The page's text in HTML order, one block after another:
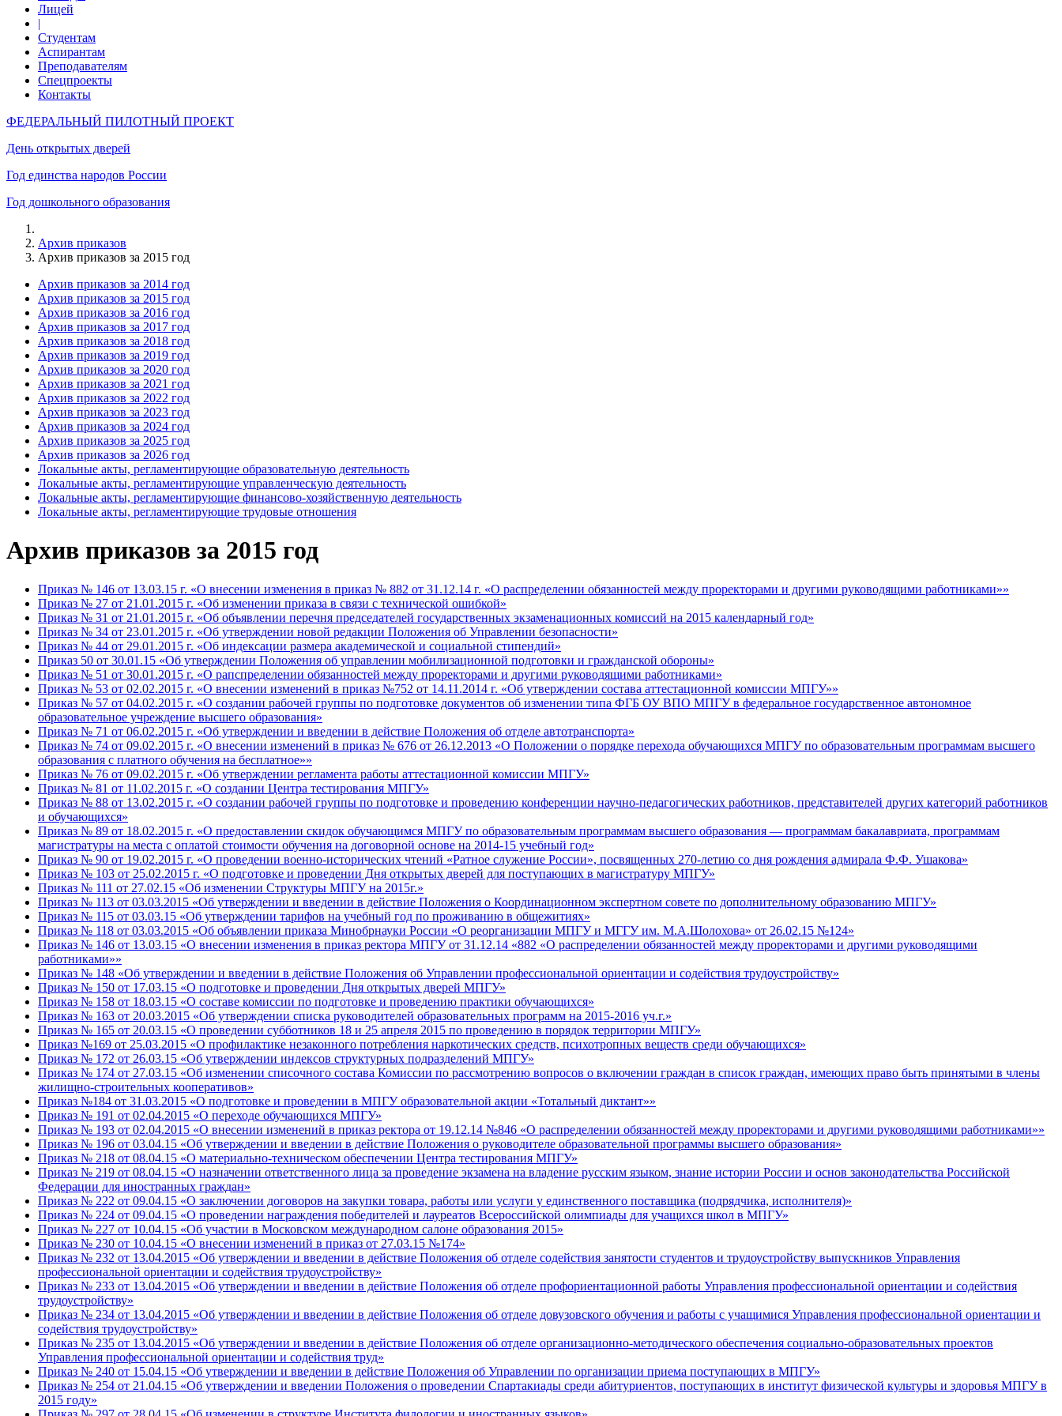
Лицей
|
Студентам
Аспирантам
Преподавателям
Спецпроекты
Контакты
ФЕДЕРАЛЬНЫЙ ПИЛОТНЫЙ ПРОЕКТ
День открытых дверей
Год единства народов России
Год дошкольного образования
Архив приказов
Архив приказов за 2015 год
Архив приказов за 2014 год
Архив приказов за 2015 год
Архив приказов за 2016 год
Архив приказов за 2017 год
Архив приказов за 2018 год
Архив приказов за 2019 год
Архив приказов за 2020 год
Архив приказов за 2021 год
Архив приказов за 2022 год
Архив приказов за 2023 год
Архив приказов за 2024 год
Архив приказов за 2025 год
Архив приказов за 2026 год
Локальные акты, регламентирующие образовательную деятельность
Локальные акты, регламентирующие управленческую деятельность
Локальные акты, регламентирующие финансово-хозяйственную деятельность
Локальные акты, регламентирующие трудовые отношения
Архив приказов за 2015 год
Приказ № 146 от 13.03.15 г. «О внесении изменения в приказ № 882 от 31.12.14 г. «О распределении обязанностей между проректорами и другими руководящими работниками»»
Приказ № 27 от 21.01.2015 г. «Об изменении приказа в связи с технической ошибкой»
Приказ № 31 от 21.01.2015 г. «Об объявлении перечня председателей государственных экзаменационных комиссий на 2015 календарный год»
Приказ № 34 от 23.01.2015 г. «Об утверждении новой редакции Положения об Управлении безопасности»
Приказ № 44 от 29.01.2015 г. «Об индексации размера академической и социальной стипендий»
Приказ 50 от 30.01.15 «Об утверждении Положения об управлении мобилизационной подготовки и гражданской обороны»
Приказ № 51 от 30.01.2015 г. «О рапспределении обязанностей между проректорами и другими руководящими работниками»
Приказ № 53 от 02.02.2015 г. «О внесении изменений в приказ №752 от 14.11.2014 г. «Об утверждении состава аттестационной комиссии МПГУ»»
Приказ № 57 от 04.02.2015 г. «О создании рабочей группы по подготовке документов об изменении типа ФГБ ОУ ВПО МПГУ в федеральное государственное автономное
образовательное учреждение высшего образования»
Приказ № 71 от 06.02.2015 г. «Об утверждении и введении в действие Положения об отделе автотранспорта»​
Приказ № 74 от 09.02.2015 г. «О внесении изменений в приказ № 676 от 26.12.2013 «О Положении о порядке перехода обучающихся МПГУ по образовательным программам высшего
образования с платного обучения на бесплатное»»
Приказ № 76 от 09.02.2015 г. «Об утверждении регламента работы аттестационной комиссии МПГУ»
Приказ № 81 от 11.02.2015 г. «О создании Центра тестирования МПГУ»
Приказ № 88 от 13.02.2015 г. «О создании рабочей группы по подготовке и проведению конференции научно-педагогических работников, представителей других категорий работников
и обучающихся»
Приказ № 89 от 18.02.2015 г. «О предоставлении скидок обучающимся МПГУ по образовательным программам высшего образования — программам бакалавриата, программам
магистратуры на места с оплатой стоимости обучения на договорной основе на 2014-15 учебный год»
Приказ № 90 от 19.02.2015 г. «О проведении военно-исторических чтений «Ратное служение России», посвященных 270-летию со дня рождения адмирала Ф.Ф. Ушакова»
Приказ № 103 от 25.02.2015 г. «О подготовке и проведении Дня открытых дверей для поступающих в магистратуру МПГУ»
Приказ № 111 от 27.02.15 «Об изменении Структуры МПГУ на 2015г.»
Приказ № 113 от 03.03.2015 «Об утверждении и введении в действие Положения о Координационном экспертном совете по дополнительному образованию МПГУ»
Приказ № 115 от 03.03.15 «Об утверждении тарифов на учебный год по проживанию в общежитиях»​
Приказ № 118 от 03.03.2015 «Об объявлении приказа Минобрнауки России «О реорганизации МПГУ и МГГУ им. М.А.Шолохова» от 26.02.15 №124»
Приказ № 146 от 13.03.15 «О внесении изменения в приказ ректора МПГУ от 31.12.14 «882 «О распределении обязанностей между проректорами и другими руководящими
работниками»»
Приказ № 148 «Об утверждении и введении в действие Положения об Управлении профессиональной ориентации и содействия трудоустройству»
Приказ № 150 от 17.03.15 «О подготовке и проведении Дня открытых дверей МПГУ»
Приказ № 158 от 18.03.15 «О составе комиссии по подготовке и проведению практики обучающихся»
Приказ № 163 от 20.03.2015 «Об утверждении списка руководителей образовательных программ на 2015-2016 уч.г.»
Приказ № 165 от 20.03.15 «О проведении субботников 18 и 25 апреля 2015 по проведению в порядок территории МПГУ»
Приказ №169 от 25.03.2015 «О профилактике незаконного потребления наркотических средств, психотропных веществ среди обучающихся»
Приказ № 172 от 26.03.15 «Об утверждении индексов структурных подразделений МПГУ»
Приказ № 174 от 27.03.15 «Об изменении списочного состава Комиссии по рассмотрению вопросов о включении граждан в список граждан, имеющих право быть принятыми в члены
жилищно-строительных кооперативов»
Приказ №184 от 31.03.2015 «О подготовке и проведении в МПГУ образовательной акции «Тотальный диктант»»
Приказ № 191 от 02.04.2015 «О переходе обучающихся МПГУ»
Приказ № 193 от 02.04.2015 «О внесении изменений в приказ ректора от 19.12.14 №846 «О распределении обязанностей между проректорами и другими руководящими работниками»»
Приказ № 196 от 03.04.15 «Об утверждении и введении в действие Положения о руководителе образовательной программы высшего образования»
Приказ № 218 от 08.04.15 «О материально-техническом обеспечении Центра тестирования МПГУ»
Приказ № 219 от 08.04.15 «О назначении ответственного лица за проведение экзамена на владение русским языком, знание истории России и основ законодательства Российской
Федерации для иностранных граждан»
Приказ № 222 от 09.04.15 «О заключении договоров на закупки товара, работы или услуги у единственного поставщика (подрядчика, исполнителя)»
Приказ № 224 от 09.04.15 «О проведении награждения победителей и лауреатов Всероссийской олимпиады для учащихся школ в МПГУ»
Приказ № 227 от 10.04.15 «Об участии в Московском международном салоне образования 2015»
Приказ № 230 от 10.04.15 «О внесении изменений в приказ от 27.03.15 №174»
Приказ № 232 от 13.04.2015 «Об утверждении и введении в действие Положения об отделе содействия занятости студентов и трудоустройству выпускников Управления
профессиональной ориентации и содействия трудоустройству»
Приказ № 233 от 13.04.2015 «Об утверждении и введении в действие Положения об отделе профориентационной работы Управления профессиональной ориентации и содействия
трудоустройству»
Приказ № 234 от 13.04.2015 «Об утверждении и введении в действие Положения об отделе довузовского обучения и работы с учащимися Управления профессиональной ориентации и
содействия трудоустройству»
Приказ № 235 от 13.04.2015 «Об утверждении и введении в действие Положения об отделе организационно-методического обеспечения социально-образовательных проектов
Управления профессиональной ориентации и содействия труд»
Приказ № 240 от 15.04.15 «Об утверждении и введении в действие Положения об Управлении по организации приема поступающих в МПГУ»
Приказ № 254 от 21.04.15 «Об утверждении и введении Положения о проведении Спартакиады среди абитуриентов, поступающих в институт физической культуры и здоровья МПГУ в
2015 году»